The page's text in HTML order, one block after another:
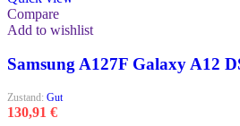
Compare
Add to wishlist
Samsung A127F Galaxy A12
Zustand: Gut
130,91 €